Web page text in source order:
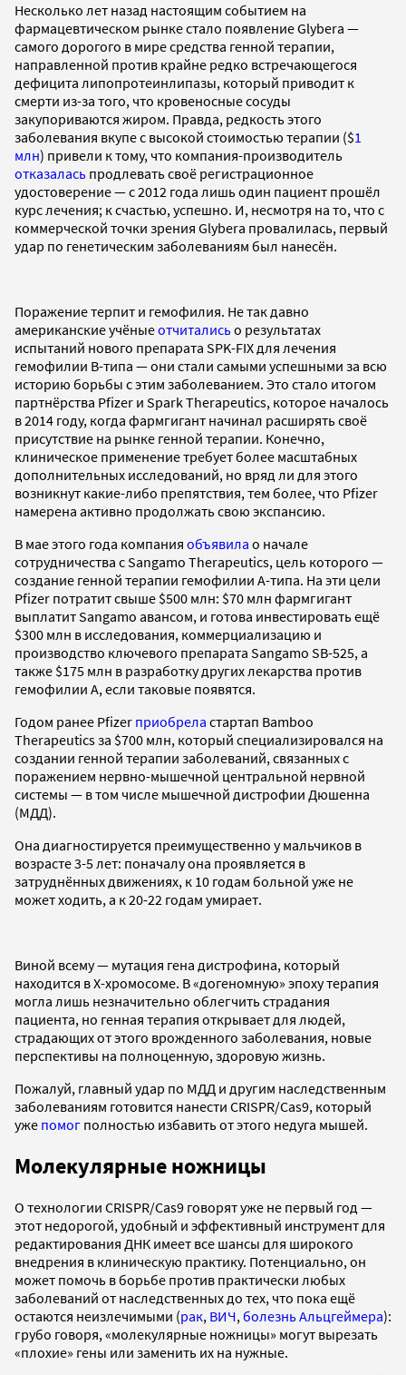
Несколько лет назад настоящим событием на
фармацевтическом рынке стало появление Glybera —
самого дорогого в мире средства генной терапии,
направленной против крайне редко встречающегося
дефицита липопротеинлипазы, который приводит к
смерти из-за того, что кровеносные сосуды
закупориваются жиром. Правда, редкость этого
заболевания вкупе с высокой стоимостью терапии ($1
млн) привели к тому, что компания-производитель
отказалась продлевать своё регистрационное
удостоверение — с 2012 года лишь один пациент прошёл
курс лечения; к счастью, успешно. И, несмотря на то, что с
коммерческой точки зрения Glybera провалилась, первый
удар по генетическим заболеваниям был нанесён.
Поражение терпит и гемофилия. Не так давно
американские учёныеотчиталисьо результатах
испытаний нового препарата SPK-FIX для лечения
гемофилии В-типа — они стали самыми успешными за всю
историю борьбы с этим заболеванием. Это стало итогом
партнёрства Pfizer и Spark Therapeutics, которое началось
в 2014 году, когда фармгигант начинал расширять своё
присутствие на рынке генной терапии. Конечно,
клиническое применение требует более масштабных
дополнительных исследований, но вряд ли для этого
возникнут какие-либо препятствия, тем более, что Pfizer
намерена активно продолжать свою экспансию.
В мае этого года компания объявила о начале
сотрудничества с Sangamo Therapeutics, цель которого —
создание генной терапии гемофилии А-типа. На эти цели
Pfizer потратит свыше $500 млн: $70 млн фармгигант
выплатит Sangamo авансом, и готова инвестировать ещё
$300 млн в исследования, коммерциализацию и
производство ключевого препарата Sangamo SB-525, а
также $175 млн в разработку других лекарства против
гемофилии А, если таковые появятся.
Годом ранее Pfizer приобрела стартап Bamboo
Therapeutics за $700 млн, который специализировался на
создании генной терапии заболеваний, связанных с
поражением нервно-мышечной центральной нервной
системы — в том числе мышечной дистрофии Дюшенна
(МДД).
Она диагностируется преимущественно у мальчиков в
возрасте 3-5 лет: поначалу она проявляется в
затруднённых движениях, к 10 годам больной уже не
может ходить, а к 20-22 годам умирает.
Виной всему — мутация гена дистрофина, который
находится в Х-хромосоме. В «догеномную» эпоху терапия
могла лишь незначительно облегчить страдания
пациента, но генная терапия открывает для людей,
страдающих от этого врожденного заболевания, новые
перспективы на полноценную, здоровую жизнь.
Пожалуй, главный удар по МДД и другим наследственным
заболеваниям готовится нанести CRISPR/Cas9, который
уже помог полностью избавить от этого недуга мышей.
Молекулярные ножницы
О технологии CRISPR/Cas9 говорят уже не первый год —
этот недорогой, удобный и эффективный инструмент для
редактирования ДНК имеет все шансы для широкого
внедрения в клиническую практику. Потенциально, он
может помочь в борьбе против практически любых
заболеваний от наследственных до тех, что пока ещё
остаются неизлечимыми (рак, ВИЧ,болезнь Альцгеймера):
грубо говоря, «молекулярные ножницы» могут вырезать
«плохие» гены или заменить их на нужные.